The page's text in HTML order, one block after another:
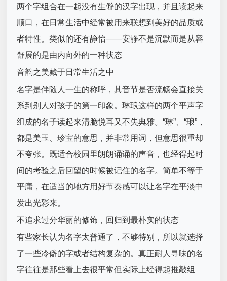
两个字组合在一起没有生僻的汉字出现，并且读起来
顺口，在日常生活中经常被用来联想到美好的品质或
者特性。类似的还有静怡——安静不是沉默而是从容
舒展的是由内向外的一种状态
音韵之美藏于日常生活之中
名字是伴随人一生的称呼，其音节是否流畅会直接关
系到别人对孩子的第一印象。琳琅这样的两个平声字
组成的名子读起来清脆悦耳又不失典雅。“琳”、“琅”，
都是美玉、珍宝的意思，并非常用词，但意思很重却
不夸张。既适合校园里朗朗诵诵的声音，也经得起时
间的考验之后回望的时候被记住的名字。简单不等于
平庸，在适当的地方用好节奏感可以让名字在平淡中
发出光彩来。
不追求过分华丽的修饰，回归到最朴实的状态
有些家长认为名字太普通了，不够特别，所以就选择
了一些冷僻的字或者结构复杂的。真正耐人寻味的名
字往往是那些看上去很平常但实际上经得起推敲组